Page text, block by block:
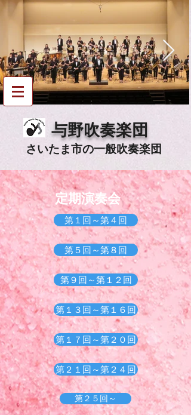
与野吹奏楽団
since 1995
​​与野吹奏楽団
さいたま市の一般吹奏楽団
定期演奏会
第１回～第４回
第５回～第８回
第９回～第１２回
第１３回～第１６回
第１７回～第２０回
第２１回～第２４回
第２５回～